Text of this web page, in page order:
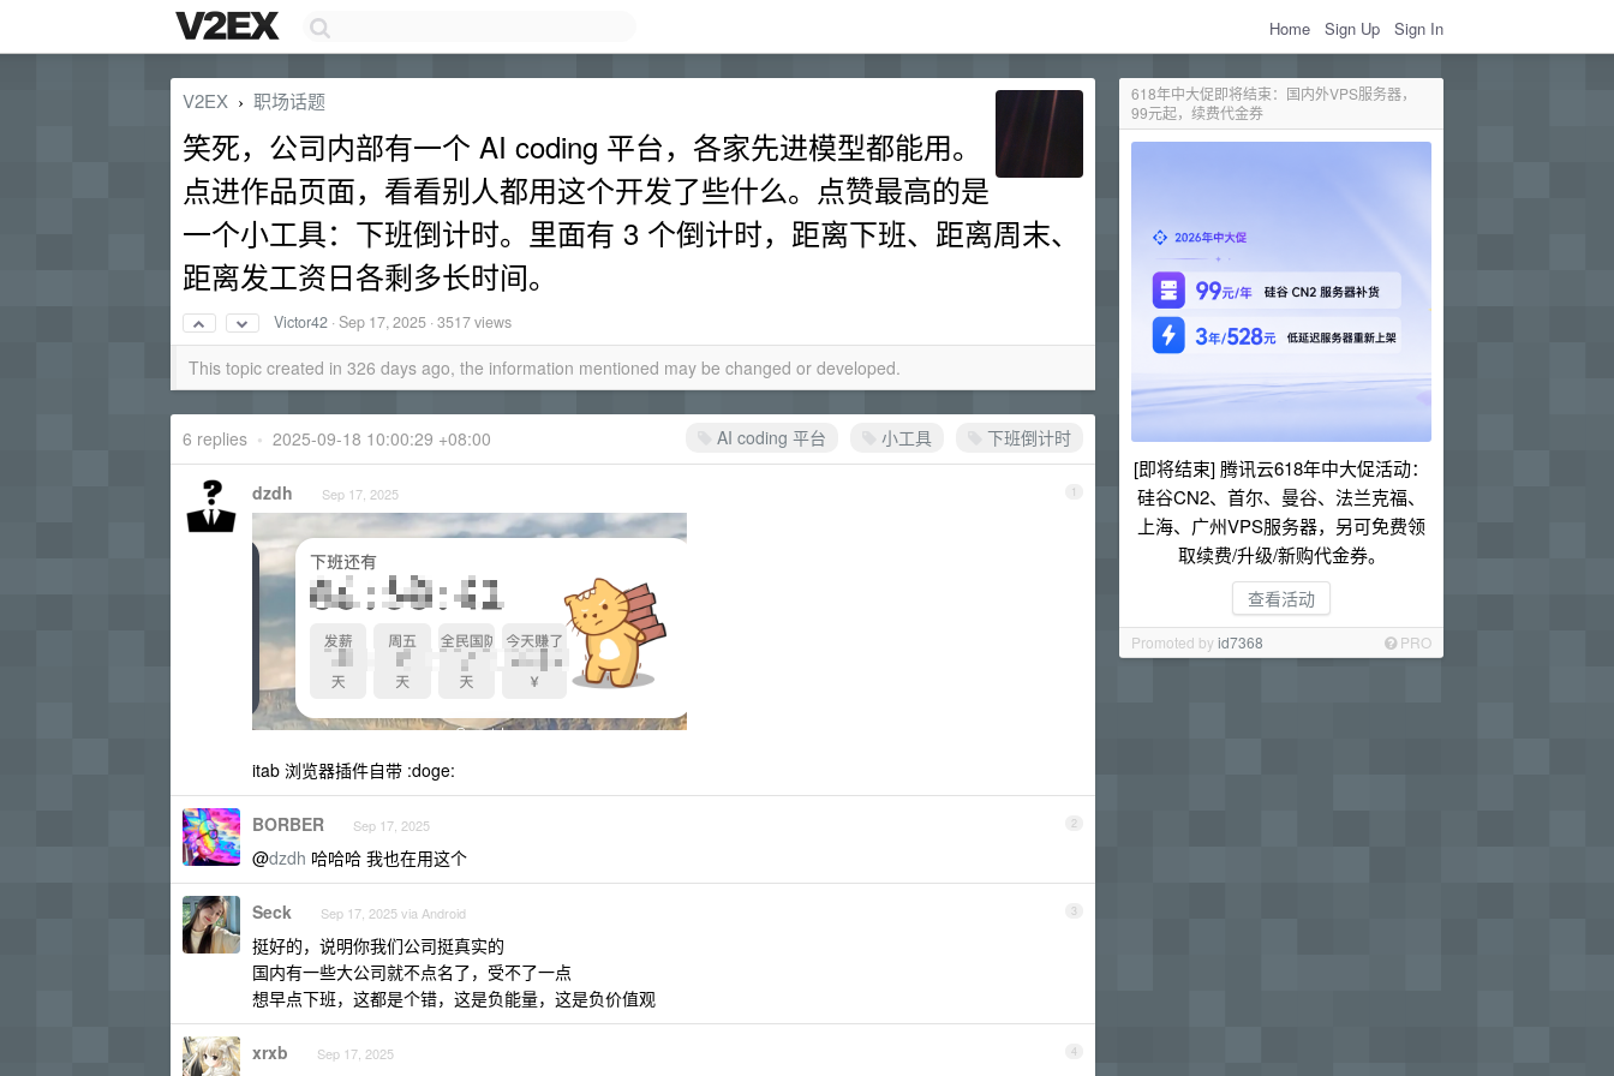
Home Sign Up Sign In
618年中大促即将结束：国内外VPS服务器，
99元起，续费代金券
[即将结束] 腾讯云618年中大促活动：
硅谷CN2、首尔、曼谷、法兰克福、
上海、广州VPS服务器，另可免费领
取续费/升级/新购代金券。
查看活动
Promoted byid7368 PRO
V2EX › 职场话题
笑死，公司内部有一个 AI coding 平台，各家先进模型都能用。
点进作品页面，看看别人都用这个开发了些什么。点赞最高的是
一个小工具：下班倒计时。里面有 3 个倒计时，距离下班、距离周末、
距离发工资日各剩多长时间。
Victor42 ·Sep 17, 2025 · 3517 views
This topic created in 326 days ago, the information mentioned may be changed or developed.
AI coding 平台 小工具 下班倒计时
6 replies • 2025-09-18 10:00:29 +08:00
1
dzdh Sep 17, 2025
itab 浏览器插件自带 :doge:
2
BORBER Sep 17, 2025
@dzdh 哈哈哈 我也在用这个
3
Seck Sep 17, 2025 via Android
挺好的，说明你我们公司挺真实的
国内有一些大公司就不点名了，受不了一点
想早点下班，这都是个错，这是负能量，这是负价值观
4
xrxb Sep 17, 2025